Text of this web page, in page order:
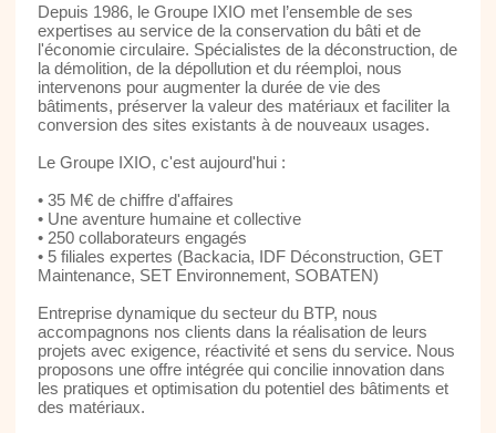
Depuis 1986, le Groupe IXIO met l’ensemble de ses
expertises au service de la conservation du bâti et de
l'économie circulaire. Spécialistes de la déconstruction, de
la démolition, de la dépollution et du réemploi, nous
intervenons pour augmenter la durée de vie des
bâtiments, préserver la valeur des matériaux et faciliter la
conversion des sites existants à de nouveaux usages.
Le Groupe IXIO, c'est aujourd'hui :
• 35 M€ de chiffre d'affaires
• Une aventure humaine et collective
• 250 collaborateurs engagés
• 5 filiales expertes (Backacia, IDF Déconstruction, GET
Maintenance, SET Environnement, SOBATEN)
Entreprise dynamique du secteur du BTP, nous
accompagnons nos clients dans la réalisation de leurs
projets avec exigence, réactivité et sens du service. Nous
proposons une offre intégrée qui concilie innovation dans
les pratiques et optimisation du potentiel des bâtiments et
des matériaux.